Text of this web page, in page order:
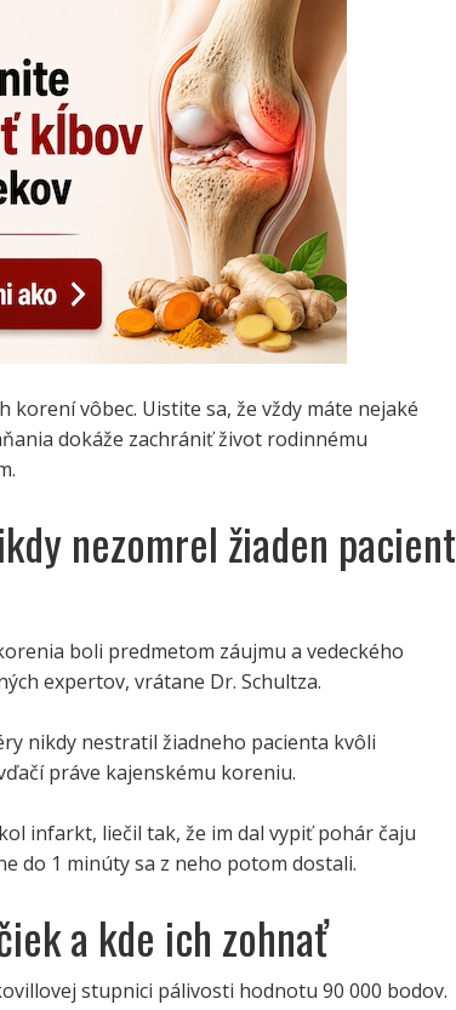
korení vôbec. Uistite sa, že vždy máte nejaké
dokáže zachrániť život rodinnému
nezomrel žiaden pacient
boli predmetom záujmu a vedeckého
expertov, vrátane Dr. Schultza.
nikdy nestratil žiadneho pacienta kvôli
práve kajenskému koreniu.
infarkt, liečil tak, že im dal vypiť pohár čaju
do 1 minúty sa z neho potom dostali.
a kde ich zohnať
stupnici pálivosti hodnotu 90 000 bodov.